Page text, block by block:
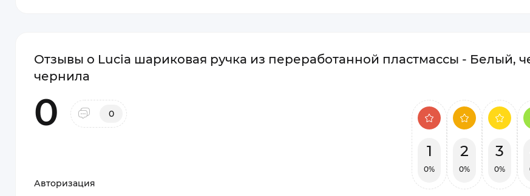
Отзывы о Lucia шариковая ручка из переработанной пластмассы - Белый,
чернила
0 0
Авторизация
1
0%
2
0%
3
0%